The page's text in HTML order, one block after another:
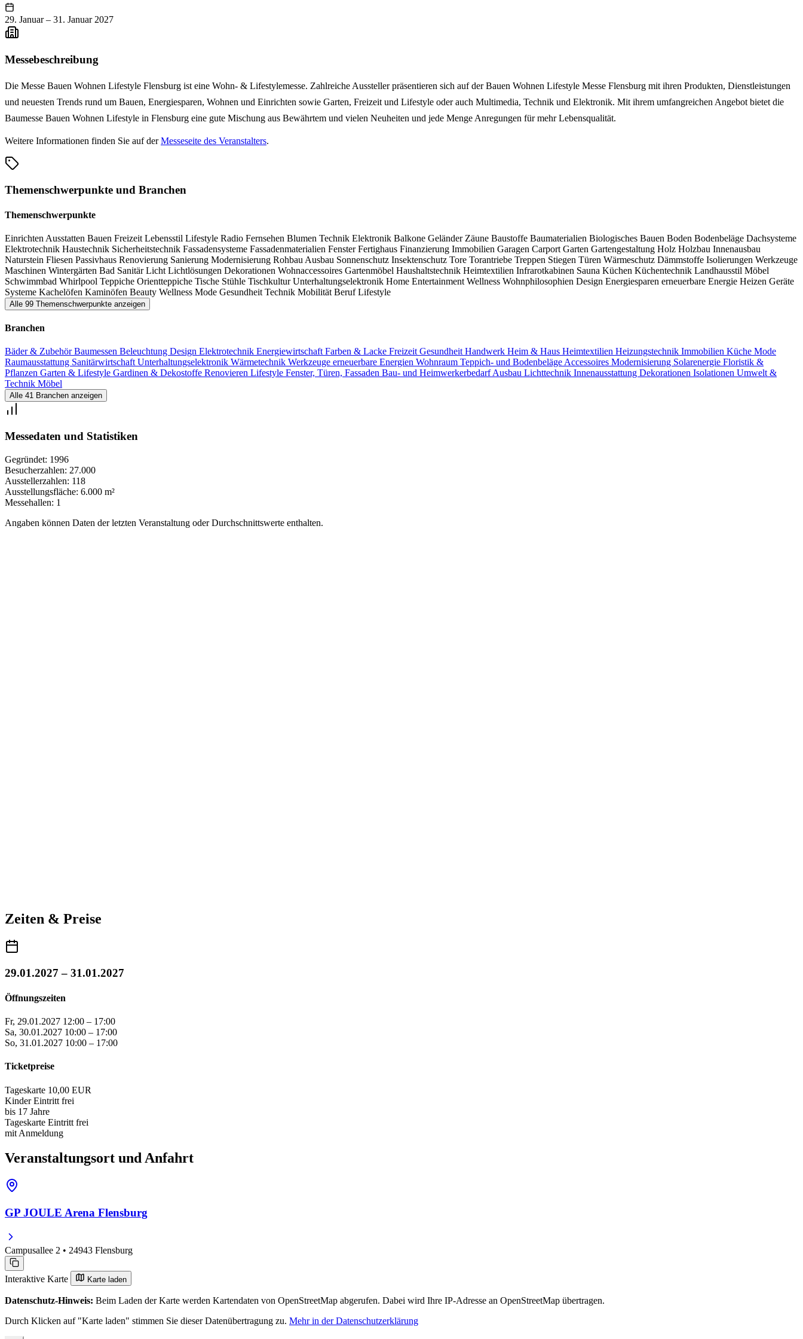
29. Januar – 31. Januar 2027
Messebeschreibung
Die Messe Bauen Wohnen Lifestyle Flensburg ist eine Wohn- & Lifestylemesse. Zahlreiche Aussteller präsentieren sich auf der Bauen Wohnen Lifestyle Messe Flensburg mit ihren Produkten, Dienstleistungen
und neuesten Trends rund um Bauen, Energiesparen, Wohnen und Einrichten sowie Garten, Freizeit und Lifestyle oder auch Multimedia, Technik und Elektronik. Mit ihrem umfangreichen Angebot bietet die
Baumesse Bauen Wohnen Lifestyle in Flensburg eine gute Mischung aus Bewährtem und vielen Neuheiten und jede Menge Anregungen für mehr Lebensqualität.
Weitere Informationen finden Sie auf derMesseseite des Veranstalters.
Themenschwerpunkte und Branchen
Themenschwerpunkte
Einrichten Ausstatten Bauen Freizeit Lebensstil Lifestyle Radio Fernsehen Blumen Technik Elektronik Balkone Geländer Zäune Baustoffe Baumaterialien Biologisches Bauen Boden Bodenbeläge Dachsysteme
Elektrotechnik Haustechnik Sicherheitstechnik Fassadensysteme Fassadenmaterialien FensterFertighaus Finanzierung Immobilien Garagen Carport Garten Gartengestaltung Holz Holzbau Innenausbau
Naturstein Fliesen Passivhaus Renovierung Sanierung Modernisierung Rohbau Ausbau Sonnenschutz Insektenschutz Tore Torantriebe Treppen Stiegen Türen Wärmeschutz Dämmstoffe Isolierungen Werkzeuge
Maschinen Wintergärten Bad SanitärLicht Lichtlösungen Dekorationen Wohnaccessoires Gartenmöbel Haushaltstechnik Heimtextilien Infrarotkabinen Sauna Küchen Küchentechnik Landhausstil Möbel
Schwimmbad Whirlpool Teppiche Orientteppiche Tische Stühle TischkulturUnterhaltungselektronik Home Entertainment Wellness Wohnphilosophien Design Energiesparen erneuerbare Energie Heizen Geräte
Systeme Kachelöfen Kaminöfen Beauty Wellness Mode Gesundheit Technik Mobilität BerufLifestyle
Alle 99 Themenschwerpunkte anzeigen
Branchen
Bäder & ZubehörBaumessen Beleuchtung Design Elektrotechnik Energiewirtschaft Farben & Lacke Freizeit Gesundheit Handwerk Heim & Haus Heimtextilien Heizungstechnik Immobilien Küche Mode
Raumausstattung Sanitärwirtschaft Unterhaltungselektronik Wärmetechnik Werkzeuge erneuerbare Energien Wohnraum Teppich- und Bodenbeläge Accessoires Modernisierung Solarenergie Floristik &
Pflanzen Garten & Lifestyle Gardinen & Dekostoffe Renovieren Lifestyle Fenster, Türen, Fassaden Bau- und HeimwerkerbedarfAusbau Lichttechnik Innenausstattung Dekorationen Isolationen Umwelt &
Technik Möbel
Alle 41 Branchen anzeigen
Messedaten und Statistiken
Gegründet: 1996
Besucherzahlen: 27.000
Ausstellerzahlen: 118
Ausstellungsfläche: 6.000 m²
Messehallen: 1
Angaben können Daten der letzten Veranstaltung oder Durchschnittswerte enthalten.
Zeiten & Preise
29.01.2027 – 31.01.2027
Öffnungszeiten
Fr, 29.01.2027 12:00 – 17:00
Sa, 30.01.2027 10:00 – 17:00
So, 31.01.2027 10:00 – 17:00
Ticketpreise
Tageskarte 10,00 EUR
Kinder Eintritt frei
bis 17 Jahre
Tageskarte Eintritt frei
mit Anmeldung
Veranstaltungsort und Anfahrt
GP JOULE Arena Flensburg
Campusallee 2 • 24943 Flensburg
Interaktive Karte Karte laden
Datenschutz-Hinweis: Beim Laden der Karte werden Kartendaten von OpenStreetMap abgerufen. Dabei wird Ihre IP-Adresse an OpenStreetMap übertragen.
Durch Klicken auf "Karte laden" stimmen Sie dieser Datenübertragung zu. Mehr in der Datenschutzerklärung